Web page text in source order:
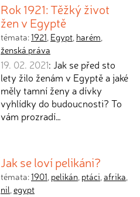
Rok 1921: Těžký život
žen v Egyptě
témata:1921, Egypt, harém,
ženská práva
19. 02. 2021: Jak se před sto
lety žilo ženám v Egyptě a jaké
měly tamní ženy a dívky
vyhlídky do budoucnosti? To
vám prozradí…
Jak se loví pelikáni?
témata:1901, pelikán, ptáci,afrika,
nil,egypt